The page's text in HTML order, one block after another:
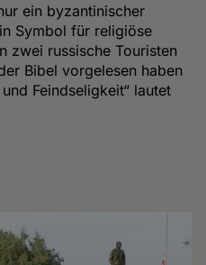
ein byzantinischer
Symbol für religiöse
zwei russische Touristen
Bibel vorgelesen haben
Feindseligkeit“ lautet